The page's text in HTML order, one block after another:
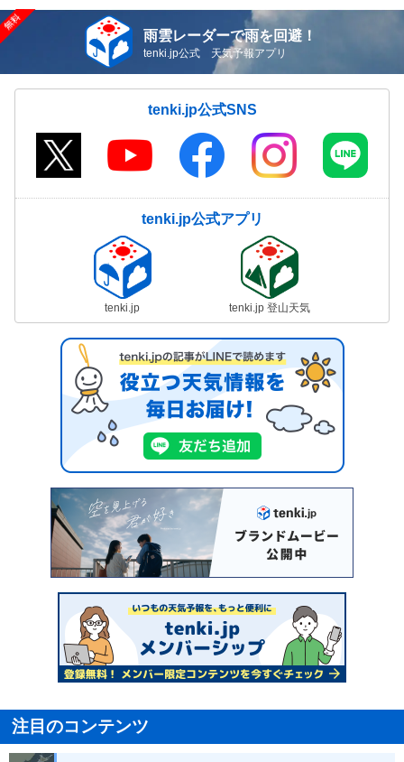
雨雲レーダーで雨を回避！
tenki.jp公式 天気予報アプリ
tenki.jp公式SNS
tenki.jp公式アプリ
tenki.jp tenki.jp 登山天気
注目のコンテンツ